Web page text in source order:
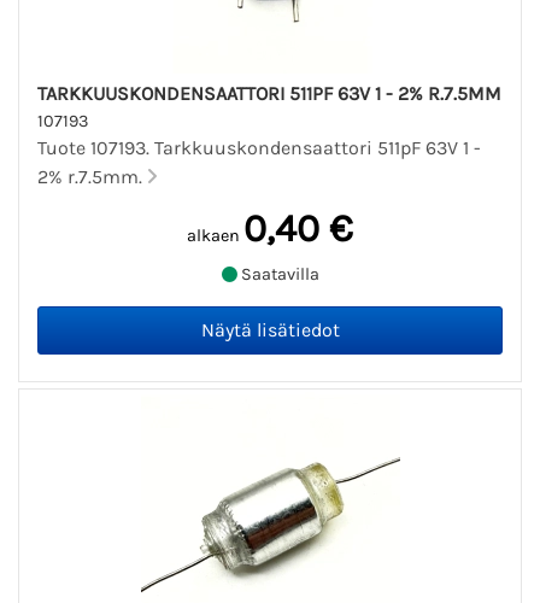
TARKKUUSKONDENSAATTORI 511PF 63V 1 - 2% R.7.5MM
107193
Tuote 107193. Tarkkuuskondensaattori 511pF 63V 1 -
2% r.7.5mm.
alkaen 0,40 €
Saatavilla